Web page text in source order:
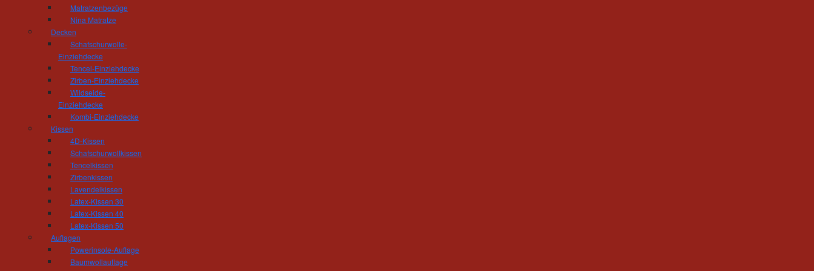
Matratzenbezüge
Nina Matratze
Decken
Schafschurwolle-
Einziehdecke
Tencel-Einziehdecke
Zirben-Einziehdecke
Wildseide-
Einziehdecke
Kombi-Einziehdecke
Kissen
4D-Kissen
Schafschurwollkissen
Tencelkissen
Zirbenkissen
Lavendelkissen
Latex-Kissen 30
Latex-Kissen 40
Latex-Kissen 50
Auflagen
Powerinsole-Auflage
Baumwollauflage
Inhaber Gert Hösel
09212 Limbach-Oberfrohna
Telefon: 03722 - 85 159
Fax: 03722 - 85 150
Montag - Donnerstag 10.00 - 18.00 Uhr
Freitag 10:00 - 16:00 Uhr
und nach Vereinbarung
Öffnungszeiten Werkstatt:
Montag - Donnerstag 06.30 - 16.00 Uhr
Freitag 06:30 - 14:00 Uhr